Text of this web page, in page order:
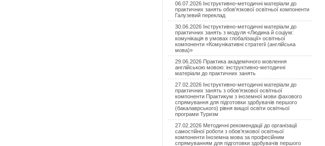
06.07.2026 Інструктивно-методичні матеріали до
практичних занять обов’язкової освітньої компоненти
Галузевий переклад
30.06.2026 Інструктивно-методичні матеріали до
практичних занять з модуля «Людина й соціум:
комунікація в умовах глобалізації» освітньої
компоненти «Комунікативні стратегії (англійська
мова)»
29.06.2026 Практика академічного мовлення
англійською мовою: інструктивно-методичні
матеріали до практичних занять
27.02.2026 Інструктивно-методичні матеріали до
практичних занять з обов’язкової освітньої
компоненти Практикум з іноземної мови фахового
спрямування для підготовки здобувачів першого
(бакалаврського) рівня вищої освіти освітньої
програми Туризм
27.02.2026 Методичні рекомендації до організації
самостійної роботи з обов’язкової освітньої
компоненти Іноземна мова за професійним
спрямуванням для підготовки здобувачів першого